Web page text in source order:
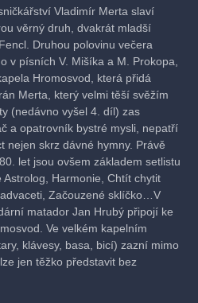
Vladimír Merta slaví
věrný druh, dvakrát mladší
Druhou polovinu večera
v písních V. Mišíka a M. Prokopa,
Hromosvod, která přidá
Merta, který velmi těší svěžím
(nedávno vyšel 4. díl) zas
a opatrovník bystré mysli, nepatří
nejen skrz dávné hymny. Právě
let jsou ovšem základem setlistu
Harmonie, Chtít chytit
Začouzené sklíčko…V
matador Jan Hrubý připojí ke
Ve velkém kapelním
klávesy, basa, bicí) zazní mimo
jen těžko představit bez
blues, Variace,
Yetti Blues, Doteky, Velikej